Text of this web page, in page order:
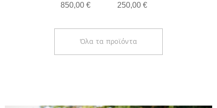
850,00€ 250,00€
Όλα τα προϊόντα